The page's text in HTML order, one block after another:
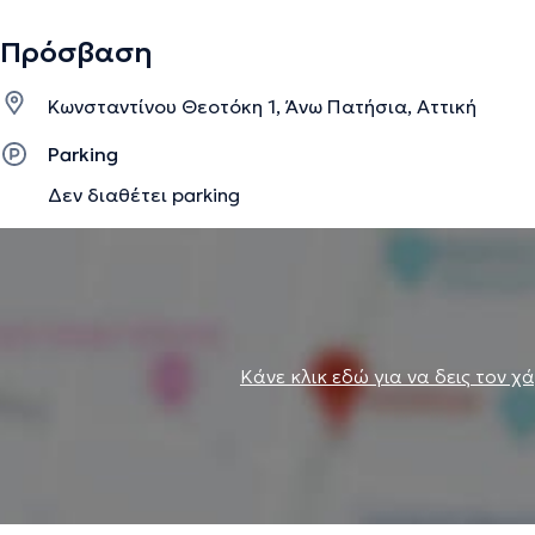
Πρόσβαση
Κωνσταντίνου Θεοτόκη 1, Άνω Πατήσια, Αττική
Parking
Δεν διαθέτει parking
Κάνε κλικ εδώ για να δεις τον